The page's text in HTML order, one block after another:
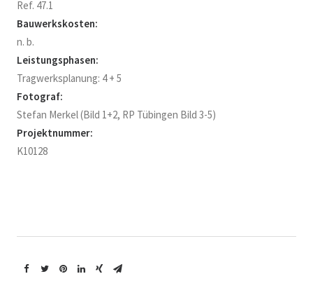
Ref. 47.1
Bauwerkskosten:
n. b.
Leistungsphasen:
Tragwerksplanung: 4 + 5
Fotograf:
Stefan Merkel (Bild 1+2, RP Tübingen Bild 3-5)
Projektnummer:
K10128